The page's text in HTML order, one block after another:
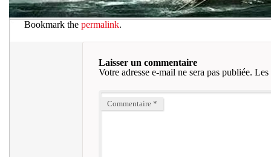
Bookmark the permalink.
Laisser un commentaire
Votre adresse e-mail ne sera pas publiée. Les
Commentaire *